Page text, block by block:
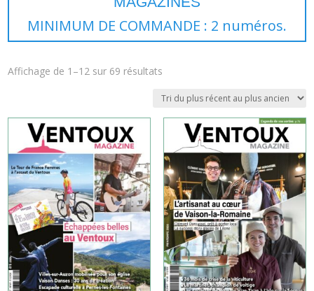
MINIMUM DE COMMANDE : 2 numéros.
Affichage de 1–12 sur 69 résultats
plus
récent
plus
ancien